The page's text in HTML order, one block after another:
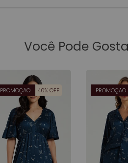
Você Pode
PROMOÇÃO 40% OFF PROMOÇÃO